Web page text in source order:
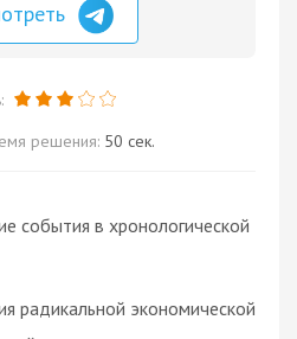
решения: 50 сек.
события в хронологической
радикальной экономической